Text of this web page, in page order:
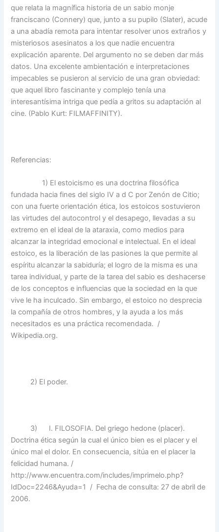
que relata la magnífica historia de un sabio monje
franciscano (Connery) que, junto a su pupilo (Slater), acude
a una abadía remota para intentar resolver unos extraños y
misteriosos asesinatos a los que nadie encuentra
explicación aparente. Del argumento no se deben dar más
datos. Una excelente ambientación e interpretaciones
impecables se pusieron al servicio de una gran obviedad:
que aquel libro fascinante y complejo tenía una
interesantísima intriga que pedía a gritos su adaptación al
cine. (Pablo Kurt: FILMAFFINITY).
Referencias:
1) El estoicismo es una doctrina filosófica
fundada hacia fines del siglo IV a d C por Zenón de Citio;
con una fuerte orientación ética, los estoicos sostuvieron
las virtudes del autocontrol y el desapego, llevadas a su
extremo en el ideal de la ataraxia, como medios para
alcanzar la integridad emocional e intelectual. En el ideal
estoico, es la liberación de las pasiones la que permite al
espíritu alcanzar la sabiduría; el logro de la misma es una
tarea individual, y parte de la tarea del sabio es deshacerse
de los conceptos e influencias que la sociedad en la que
vive le ha inculcado. Sin embargo, el estoico no desprecia
la compañía de otros hombres, y la ayuda a los más
necesitados es una práctica recomendada. /
Wikipedia.org.
2) El poder.
3) I. FILOSOFIA. Del griego hedone (placer).
Doctrina ética según la cual el único bien es el placer y el
único mal el dolor. En consecuencia, sitúa en el placer la
felicidad humana. /
http://www.encuentra.com/includes/imprimelo.php?
IdDoc=2246&Ayuda=1 / Fecha de consulta: 27 de abril de
2006.